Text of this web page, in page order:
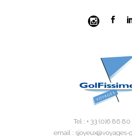
Tel : + 33 (0)6 86 80
email : sjoyeux@voyages-